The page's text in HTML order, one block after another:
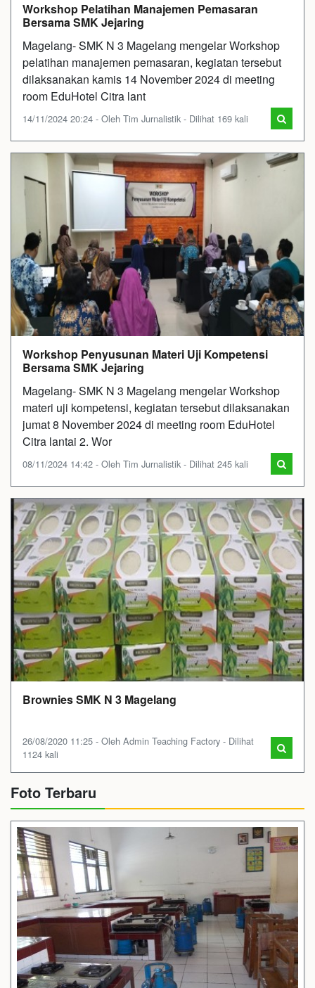
Workshop Pelatihan Manajemen Pemasaran
Bersama SMK Jejaring
Magelang- SMK N 3 Magelang mengelar Workshop
pelatihan manajemen pemasaran, kegiatan tersebut
dilaksanakan kamis 14 November 2024 di meeting
room EduHotel Citra lant
14/11/2024 20:24 - Oleh Tim Jurnalistik - Dilihat 169 kali
Workshop Penyusunan Materi Uji Kompetensi
Bersama SMK Jejaring
Magelang- SMK N 3 Magelang mengelar Workshop
materi uji kompetensi, kegiatan tersebut dilaksanakan
jumat 8 November 2024 di meeting room EduHotel
Citra lantai 2. Wor
08/11/2024 14:42 - Oleh Tim Jurnalistik - Dilihat 245 kali
Brownies SMK N 3 Magelang
26/08/2020 11:25 - Oleh Admin Teaching Factory - Dilihat
1124 kali
Foto Terbaru